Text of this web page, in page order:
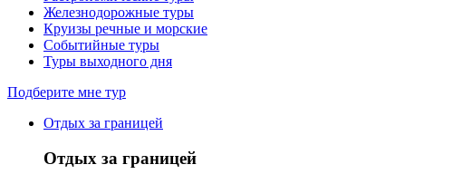
Железнодорожные туры
Круизы речные и морские
Событийные туры
Туры выходного дня
Подберите мне тур
Отдых за границей
Отдых за границей